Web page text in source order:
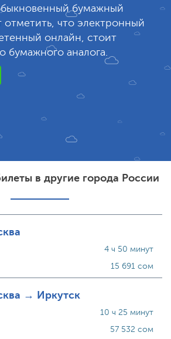
бумажный
отметить, что электронный
онлайн, стоит
бумажного аналога.
в другие города России
4 ч 50 минут
15 691 сом
→ Иркутск
10 ч 25 минут
57 532 сом